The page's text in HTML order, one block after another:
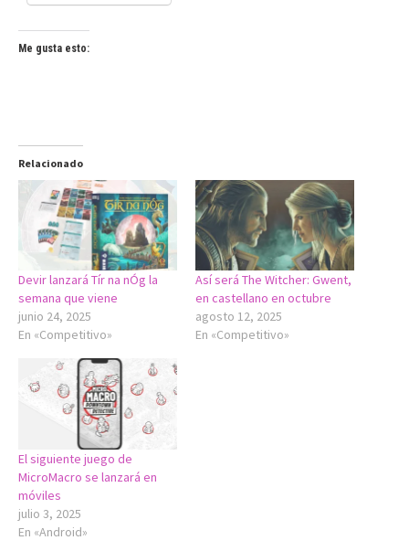
Me gusta esto:
Relacionado
Devir lanzará Tír na nÓg la
semana que viene
junio 24, 2025
En «Competitivo»
Así será The Witcher: Gwent,
en castellano en octubre
agosto 12, 2025
En «Competitivo»
El siguiente juego de
MicroMacro se lanzará en
móviles
julio 3, 2025
En «Android»